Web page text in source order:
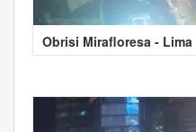
Obrisi Mirafloresa - Lima